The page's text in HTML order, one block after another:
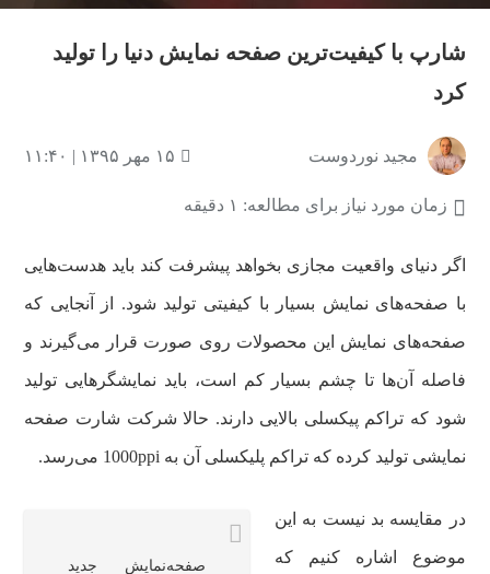
شارپ با کیفیت‌ترین صفحه نمایش دنیا را تولید
کرد
مجید نوردوست ۱۵ مهر ۱۳۹۵ | ۱۱:۴۰
زمان مورد نیاز برای مطالعه: ۱ دقیقه
اگر دنیای واقعیت مجازی بخواهد پیشرفت کند باید هدست‌هایی
با صفحه‌‌های نمایش بسیار با کیفیتی تولید شود. از آنجایی که
صفحه‌های نمایش این محصولات روی صورت قرار می‌گیرند و
فاصله آن‌ها تا چشم بسیار کم است، باید نمایشگرهایی تولید
شود که تراکم پیکسلی بالایی دارند. حالا شرکت شارت صفحه
نمایشی تولید کرده که تراکم پلیکسلی آن به 1000ppi می‌رسد.
صفحه‌نمایش جدید
در مقایسه بد نیست به این
موضوع اشاره کنیم که